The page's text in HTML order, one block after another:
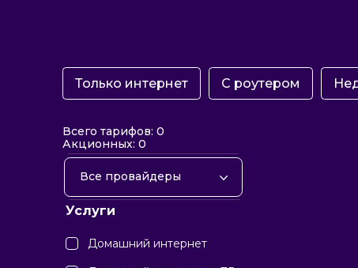
Только интернет С роутером
Всего тарифов: 0
Акционных: 0
Все провайдеры
Услуги
Домашний интернет